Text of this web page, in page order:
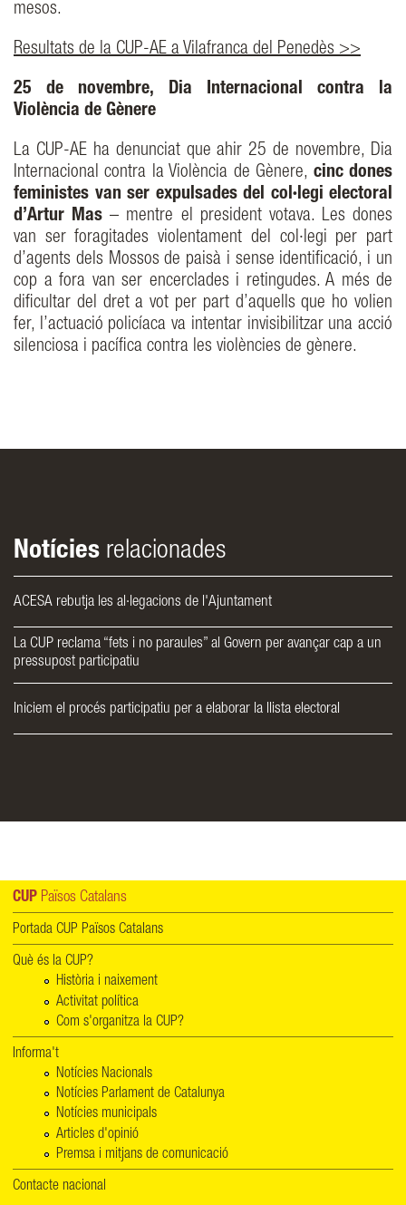
mesos.
Resultats de la CUP-AE a Vilafranca del Penedès >>
25 de novembre, Dia Internacional contra la
Violència de Gènere
La CUP-AE ha denunciat que ahir 25 de novembre, Dia
Internacional contra la Violència de Gènere, cinc dones
feministes van ser expulsades del col·legi electoral
d’Artur Mas – mentre el president votava. Les dones
van ser foragitades violentament del col·legi per part
d’agents dels Mossos de paisà i sense identificació, i un
cop a fora van ser encerclades i retingudes. A més de
dificultar del dret a vot per part d’aquells que ho volien
fer, l’actuació policíaca va intentar invisibilitzar una acció
silenciosa i pacífica contra les violències de gènere.
Notícies relacionades
ACESA rebutja les al·legacions de l'Ajuntament
La CUP reclama “fets i no paraules” al Govern per avançar cap a un
pressupost participatiu
Iniciem el procés participatiu per a elaborar la llista electoral
CUP Països Catalans
Portada CUP Països Catalans
Què és la CUP?
Història i naixement
Activitat política
Com s'organitza la CUP?
Informa't
Notícies Nacionals
Notícies Parlament de Catalunya
Notícies municipals
Articles d'opinió
Premsa i mitjans de comunicació
Contacte nacional